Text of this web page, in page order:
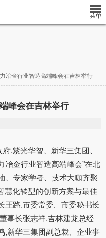
冶金行业智造高端峰会在吉林举行
峰会在吉林举行
,紫光华智、新华三集团、
冶金行业智造高端峰会”在北
、专家学者、技术大咖齐聚
慧化转型的创新方案与最佳
王路,市委常委、市委秘书长
事长张志祥,吉林建龙总经
,新华三集团副总裁、企业事